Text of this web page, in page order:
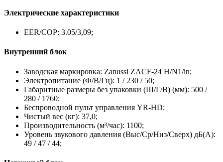
Электрические характеристики
EER/COP: 3.05/3,09;
Внутренний блок
Заводская маркировка: Zanussi ZACF-24 H/N1/in;
Электропитание (Ф/В/Гц): 1 / 230 / 50;
Габаритные размеры без упаковки (Ш/Г/В) (мм): 500 /
280 / 1760;
Беспроводной пульт управления YR-HD;
Чистый вес (кг): 37,0;
Производительность (м³/час): 1100;
Уровень звукового давления (Выс/Ср/Низ/Сверх) дБ(А):
49 / 47 / 44;